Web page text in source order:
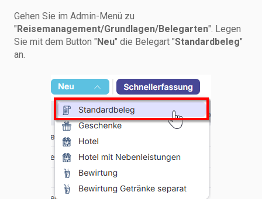
Gehen Sie im Admin-Menü zu
" Reisemanagement/Grundlagen/Belegarten". Legen
Sie mit dem Button " Neu" die Belegart "Standardbeleg"
an.